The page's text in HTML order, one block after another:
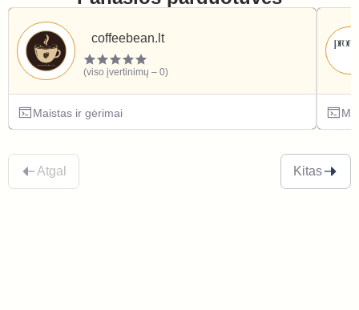
coffeebean.lt
(viso įvertinimų – 0)
Maistas ir gėrimai
Atgal Kitas